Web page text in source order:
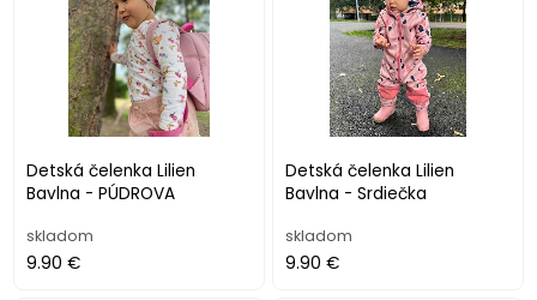
Detská čelenka Lilien
Bavlna - PÚDROVA
skladom
9.90 €
Detská čelenka Lilien
Bavlna - Srdiečka
skladom
9.90 €